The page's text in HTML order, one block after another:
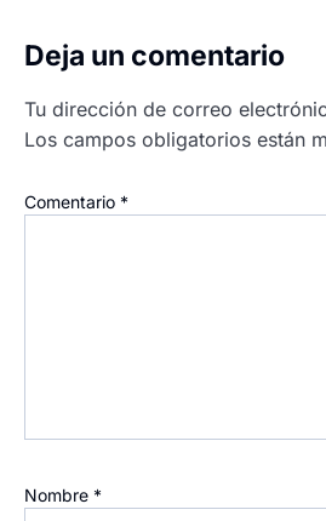
Deja un comentario
Tu dirección de correo
Los campos obligatorios están
Comentario *
Nombre *